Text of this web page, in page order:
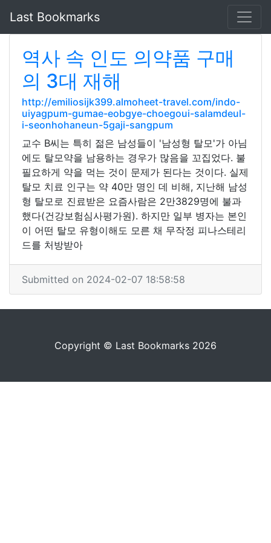
Last Bookmarks
역사 속 인도 의약품 구매
의 3대 재해
http://emiliosijk399.almoheet-travel.com/indo-
uiyagpum-gumae-eobgye-choegoui-salamdeul-
i-seonhohaneun-5gaji-sangpum
교수 B씨는 특히 젊은 남성들이 '남성형 탈모'가 아님
에도 탈모약을 남용하는 경우가 많음을 꼬집었다. 불
필요하게 약을 먹는 것이 문제가 된다는 것이다. 실제
탈모 치료 인구는 약 40만 명인 데 비해, 지난해 남성
형 탈모로 진료받은 요즘사람은 2만3829명에 불과
했다(건강보험심사평가원). 하지만 일부 병자는 본인
이 어떤 탈모 유형이해도 모른 채 무작정 피나스테리
드를 처방받아
Submitted on 2024-02-07 18:58:58
Copyright © Last Bookmarks 2026